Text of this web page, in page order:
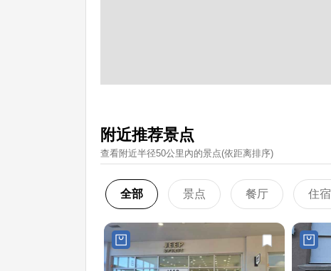
附近推荐景点
查看附近半径50公里內的景点(依距离排序)
全部 景点 餐厅 住宿